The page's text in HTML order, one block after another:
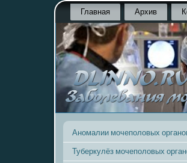
Главная Архив
Аномалии мочеполовых
Туберкулёз мочеполовых